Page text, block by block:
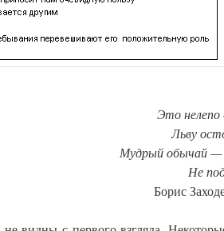
Это нелепо
Льву
Мудрый обычай —
Не
Борис